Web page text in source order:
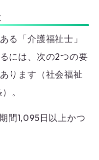
る「介護福祉士」
には、次の2つの要
ります（社会福祉
。
期間1,095日以上かつ